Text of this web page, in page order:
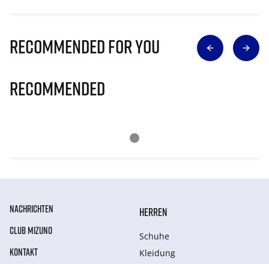
Recommended for you
Recommended
NACHRICHTEN
CLUB MIZUNO
KONTAKT
HERREN
Schuhe
Kleidung